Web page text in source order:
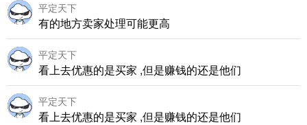
平定天下
有的地方卖家处理可能更高
平定天下
看上去优惠的是买家 ,但是赚钱的还是他们
平定天下
看上去优惠的是买家 ,但是赚钱的还是他们